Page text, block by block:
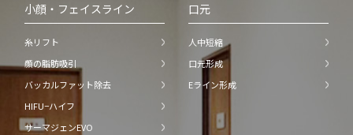
小顔・フェイスライン
糸リフト
顔の脂肪吸引
バッカルファット除去
HIFU−ハイフ
サーマジェンEVO
口元
人中短縮
口元形成
Eライン形成